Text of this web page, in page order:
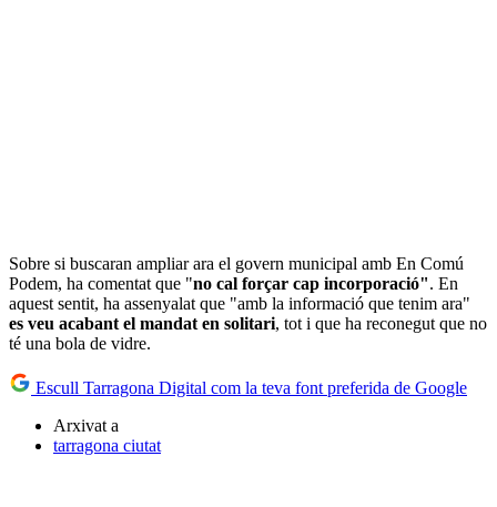
Sobre si buscaran ampliar ara el govern municipal amb En Comú
Podem, ha comentat que "no cal forçar cap incorporació". En
aquest sentit, ha assenyalat que "amb la informació que tenim ara"
es veu acabant el mandat en solitari, tot i que ha reconegut que no
té una bola de vidre.
Escull Tarragona Digital com la teva font preferida de Google
Arxivat a
tarragona ciutat